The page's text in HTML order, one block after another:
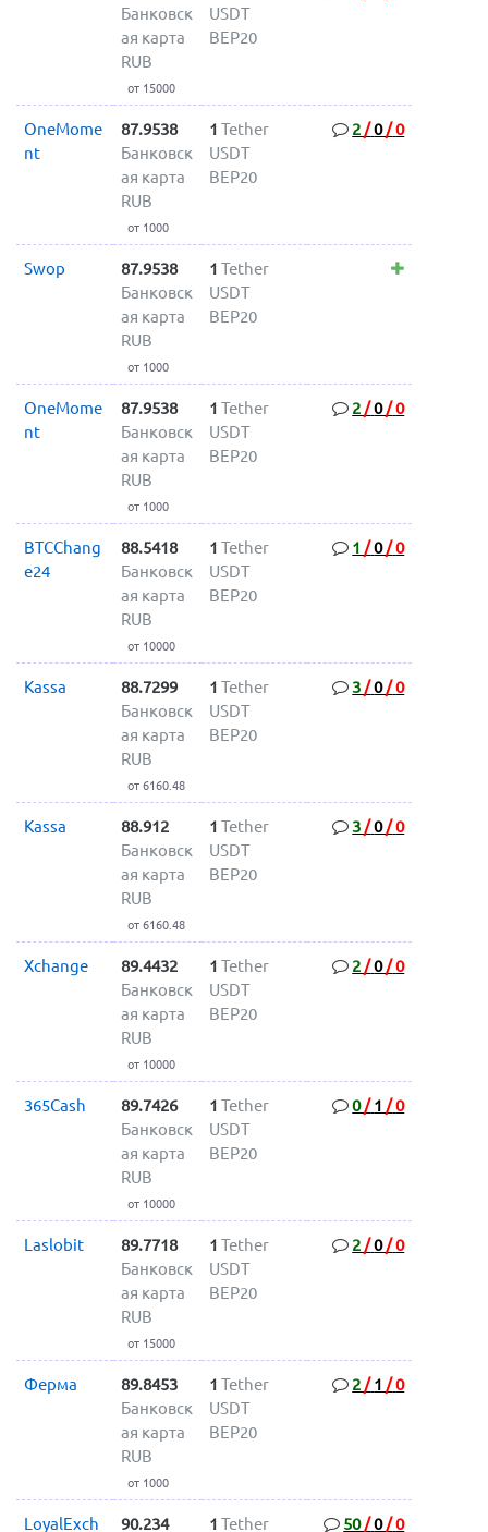
Банковск
ая карта
RUB
от 15000
USDT
BEP20
OneMome
nt
87.9538
Банковск
ая карта
RUB
от 1000
1 Tether
USDT
BEP20
2 /0/0
Swop
87.9538
Банковск
ая карта
RUB
от 1000
1 Tether
USDT
BEP20
OneMome
nt
87.9538
Банковск
ая карта
RUB
от 1000
1 Tether
USDT
BEP20
2 /0/0
BTCChang
e24
88.5418
Банковск
ая карта
RUB
от 10000
1 Tether
USDT
BEP20
1 /0/0
Kassa
88.7299
Банковск
ая карта
RUB
от 6160.48
1 Tether
USDT
BEP20
3 /0/0
Kassa
88.912
Банковск
ая карта
RUB
от 6160.48
1 Tether
USDT
BEP20
3 /0/0
Xchange
89.4432
Банковск
ая карта
RUB
от 10000
1 Tether
USDT
BEP20
2 /0/0
365Cash
89.7426
Банковск
ая карта
RUB
от 10000
1 Tether
USDT
BEP20
0/ 1 /0
Laslobit
89.7718
Банковск
ая карта
RUB
от 15000
1 Tether
USDT
BEP20
2 /0/0
Ферма
89.8453
Банковск
ая карта
RUB
от 1000
1 Tether
USDT
BEP20
2 / 1 /0
LoyalExch 90.234 1 Tether 50/0/0